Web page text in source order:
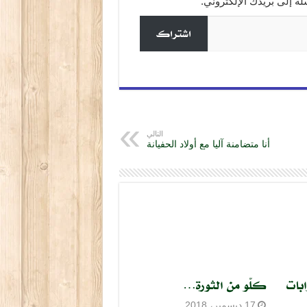
اشتراك
التالي
أنا متضامنة آليا مع أولاد الحفيانة
كلّو من الثورة…